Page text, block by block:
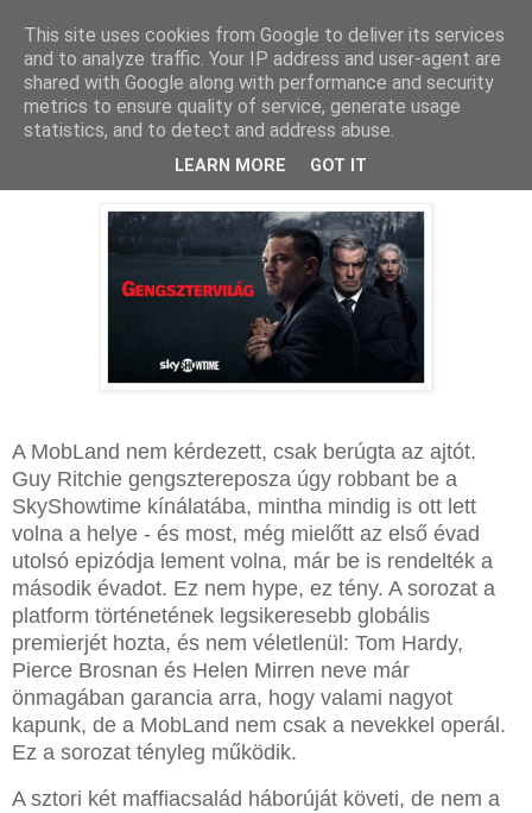
2025. június 24., kedd
Gengsztervilág: jön a második évad
A MobLand nem kérdezett, csak berúgta az ajtót.
Guy Ritchie gengsztereposza úgy robbant be a
SkyShowtime kínálatába, mintha mindig is ott lett
volna a helye - és most, még mielőtt az első évad
utolsó epizódja lement volna, már be is rendelték a
második évadot. Ez nem hype, ez tény. A sorozat a
platform történetének legsikeresebb globális
premierjét hozta, és nem véletlenül: Tom Hardy,
Pierce Brosnan és Helen Mirren neve már
önmagában garancia arra, hogy valami nagyot
kapunk, de a MobLand nem csak a nevekkel operál.
Ez a sorozat tényleg működik.
A sztori két maffiacsalád háborúját követi, de nem a
This site uses cookies from Google to deliver its services
and to analyze traffic. Your IP address and user-agent are
shared with Google along with performance and security
metrics to ensure quality of service, generate usage
statistics, and to detect and address abuse.
LEARN MORE GOT IT